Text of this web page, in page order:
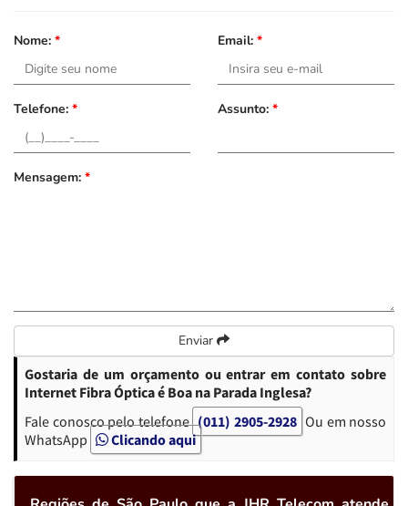
Nome: * Email: *
Telefone: * Assunto: *
Mensagem: *
Enviar
Gostaria de um orçamento ou entrar em contato sobre
Internet Fibra Óptica é Boa na Parada Inglesa?
Fale conosco pelo telefone (011) 2905-2928 Ou em nosso
WhatsApp
Clicando aqui